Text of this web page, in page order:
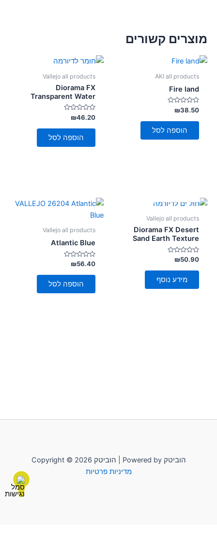
מוצרים קשורים
AKI all products
Fire land
דורג
0
מתוך
₪38.50
הוספה לסל
Vallejo all products
Diorama FX
Transparent Water
דורג
0
מתוך
₪46.20
הוספה לסל
Vallejo all products
Diorama FX Desert
Sand Earth Texture
דורג
0
מתוך
₪50.90
מידע נוסף
Vallejo all products
Atlantic Blue
דורג
0
מתוך
₪56.40
הוספה לסל
Copyright © 2026 הוביטק | Powered by הוביטק
מדיניות פרטיות